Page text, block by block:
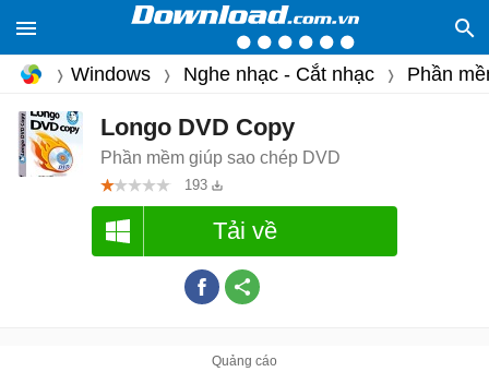
Windows Nghe nhạc - Cắt nhạc Phần
Longo DVD Copy
Phần mềm giúp sao chép DVD
193
Tải về